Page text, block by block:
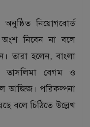
নিয়োগবোর্ড
নিবেন না বলে
তারা হলেন, বাংলা
তাসলিমা বেগম ও
আজিজ। পরিকল্পনা
বলে চিঠিতে উল্লেখ